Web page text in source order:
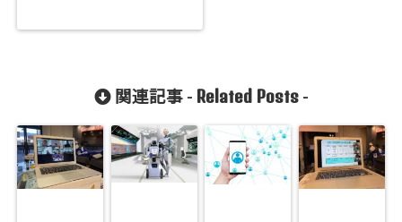
関連記事 - Related Posts-